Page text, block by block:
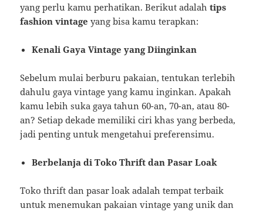
yang perlu kamu perhatikan. Berikut adalahtips
fashion vintage yang bisa kamu terapkan:
Kenali Gaya Vintage yang Diinginkan
Sebelum mulai berburu pakaian, tentukan terlebih
dahulu gaya vintage yang kamu inginkan. Apakah
kamu lebih suka gaya tahun 60-an, 70-an, atau 80-
an? Setiap dekade memiliki ciri khas yang berbeda,
jadi penting untuk mengetahui preferensimu.
Berbelanja di Toko Thrift dan Pasar Loak
Toko thrift dan pasar loak adalah tempat terbaik
untuk menemukan pakaian vintage yang unik dan